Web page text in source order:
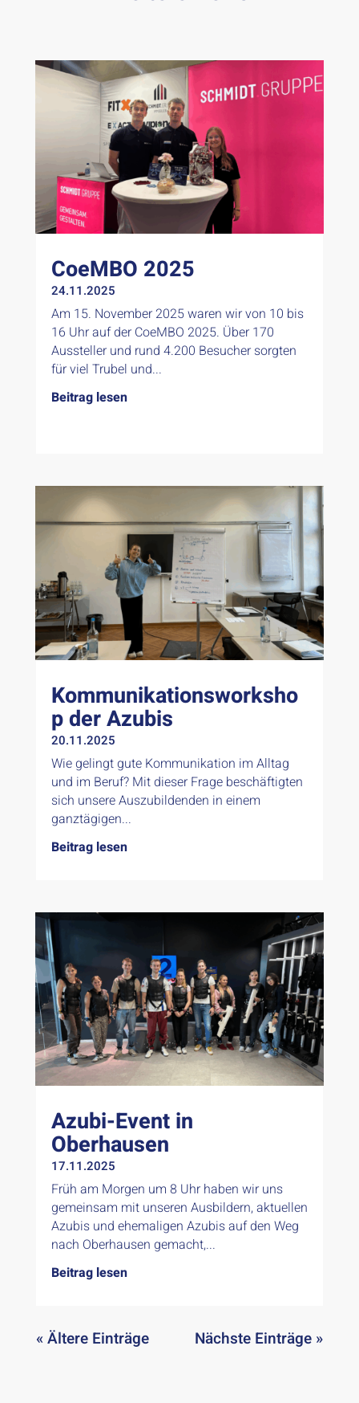
CoeMBO 2025
24.11.2025
Am 15. November 2025 waren wir von 10 bis
16 Uhr auf der CoeMBO 2025. Über 170
Aussteller und rund 4.200 Besucher sorgten
für viel Trubel und...
Beitrag lesen
Kommunikationsworksho
p der Azubis
20.11.2025
Wie gelingt gute Kommunikation im Alltag
und im Beruf? Mit dieser Frage beschäftigten
sich unsere Auszubildenden in einem
ganztägigen...
Beitrag lesen
Azubi-Event in
Oberhausen
17.11.2025
Früh am Morgen um 8 Uhr haben wir uns
gemeinsam mit unseren Ausbildern, aktuellen
Azubis und ehemaligen Azubis auf den Weg
nach Oberhausen gemacht,...
Beitrag lesen
« Ältere Einträge Nächste Einträge »